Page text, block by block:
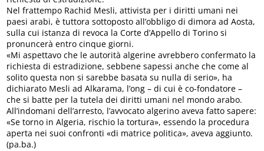
Nel frattempo Rachid Mesli, attivista per i diritti umani nei
paesi arabi, è tuttora sottoposto all’obbligo di dimora ad Aosta,
sulla cui istanza di revoca la Corte d’Appello di Torino si
pronuncerà entro cinque giorni.
«Mi aspettavo che le autorità algerine avrebbero confermato la
richiesta di estradizione, sebbene sapessi anche che come al
solito questa non si sarebbe basata su nulla di serio», ha
dichiarato Mesli ad Alkarama, l’ong – di cui è co-fondatore –
che si batte per la tutela dei diritti umani nel mondo arabo.
All’indomani dell’arresto, l’avvocato algerino aveva fatto sapere:
«Se torno in Algeria, rischio la tortura», essendo la procedura
aperta nei suoi confronti «di matrice politica», aveva aggiunto.
(pa.ba.)